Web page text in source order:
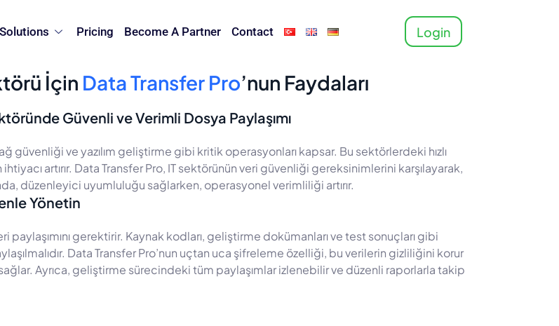
Solutions Pricing Become A Partner Contact Login
İçin Data Transfer Pro’nun Faydaları
Güvenli ve Verimli Dosya Paylaşımı
ve yazılım geliştirme gibi kritik operasyonları kapsar. Bu sektörlerdeki hızlı
artırır. Data Transfer Pro, IT sektörünün veri güvenliği gereksinimlerini karşılayarak,
düzenleyici uyumluluğu sağlarken, operasyonel verimliliği artırır.
Yönetin
paylaşımını gerektirir. Kaynak kodları, geliştirme dokümanları ve test sonuçları gibi
Data Transfer Pro’nun uçtan uca şifreleme özelliği, bu verilerin gizliliğini korur
Ayrıca, geliştirme sürecindeki tüm paylaşımlar izlenebilir ve düzenli raporlarla takip